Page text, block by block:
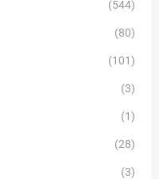
(544)
(80)
(101)
(3)
(1)
(28)
(3)